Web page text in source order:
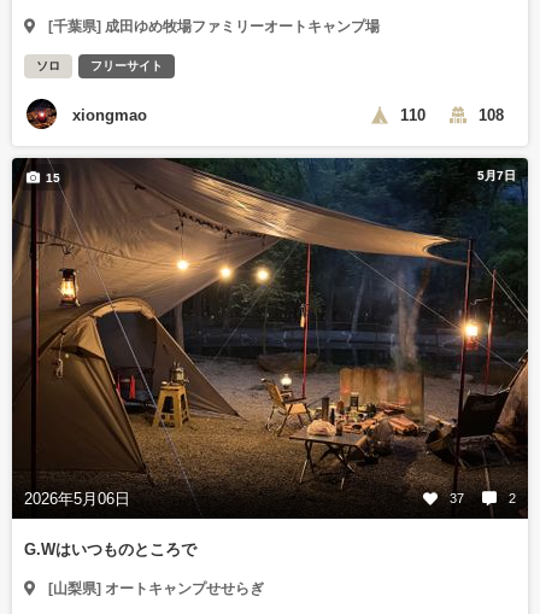
[千葉県] 成田ゆめ牧場ファミリーオートキャンプ場
ソロ フリーサイト
xiongmao 110 108
5月7日
2026年5月06日 37 2
15
G.Wはいつものところで
[山梨県] オートキャンプせせらぎ